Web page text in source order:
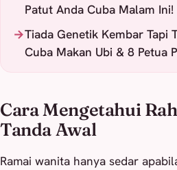
Patut Anda Cuba Malam Ini!
Tiada Genetik Kembar Tapi
Cuba Makan Ubi & 8 Petua
Cara Mengetahui
Tanda Awal
Ramai wanita hanya sedar